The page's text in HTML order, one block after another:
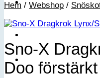
Hem / Webshop /
Sno-X
Doo